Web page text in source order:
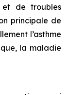
et de troubles
principale de
l’asthme
la maladie